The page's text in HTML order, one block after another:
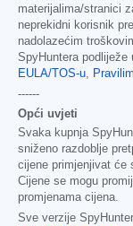
materijalima/stranici
neprekidni korisnik
nadolazećim
SpyHuntera podliježe
EULA/TOS-u
------
Opći uvjeti
Svaka kupnja
sniženo razdoblje
cijene primjenjivat će
Cijene se mogu
promjenama cijena.
Sve verzije